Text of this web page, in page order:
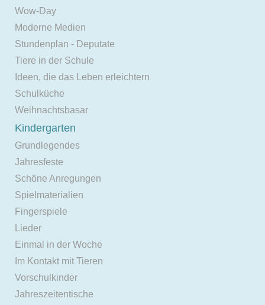
Wow-Day
Moderne Medien
Stundenplan - Deputate
Tiere in der Schule
Ideen, die das Leben erleichtern
Schulküche
Weihnachtsbasar
Kindergarten
Grundlegendes
Jahresfeste
Schöne Anregungen
Spielmaterialien
Fingerspiele
Lieder
Einmal in der Woche
Im Kontakt mit Tieren
Vorschulkinder
Jahreszeitentische